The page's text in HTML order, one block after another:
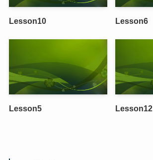
Lesson10 Lesson6
Lesson5 Lesson12